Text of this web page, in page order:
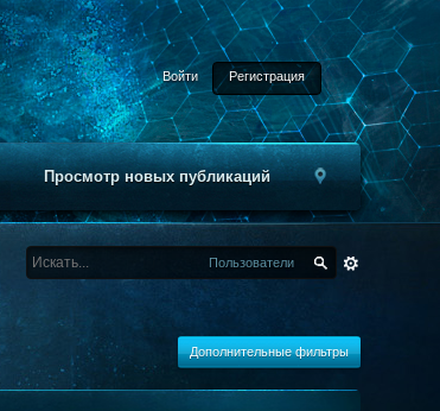
Войти Регистрация
Просмотр новых публикаций
Пользователи
Дополнительные фильтры